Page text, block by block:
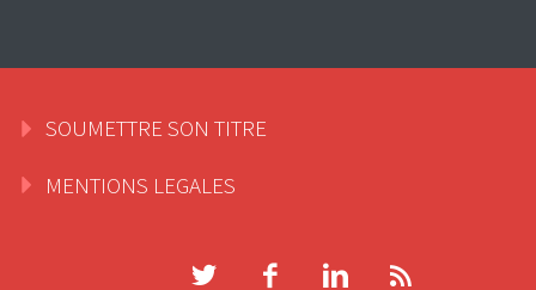
SOUMETTRE SON TITRE
MENTIONS LEGALES